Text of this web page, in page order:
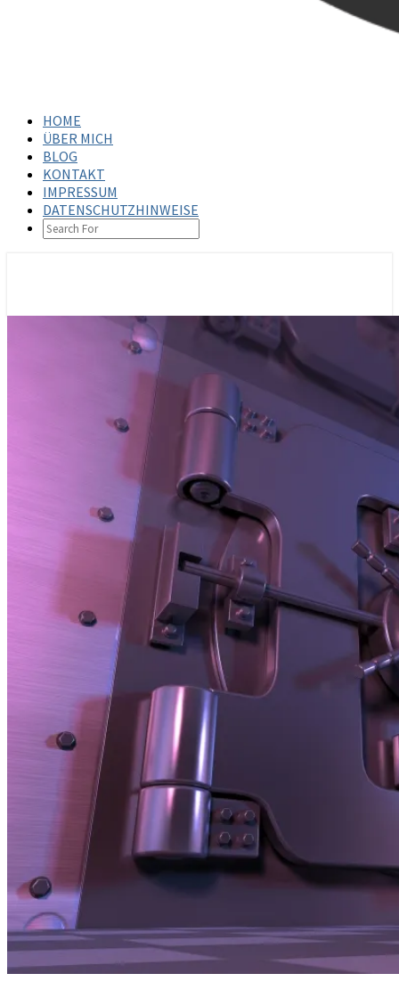
HOME
ÜBER MICH
BLOG
KONTAKT
IMPRESSUM
DATENSCHUTZHINWEISE
SEARCH
ICON